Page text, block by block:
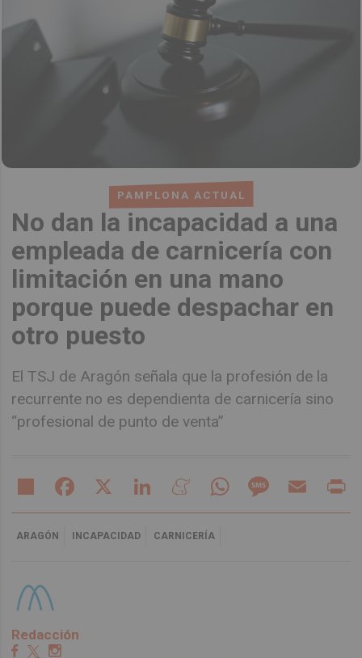
PAMPLONA ACTUAL
No dan la incapacidad a una
empleada de carnicería con
limitación en una mano
porque puede despachar en
otro puesto
El TSJ de Aragón señala que la profesión de la
recurrente no es dependienta de carnicería sino
“profesional de punto de venta”
Share Facebook LinkedIn MeneameWhatsAppMessageEmail
ARAGÓN INCAPACIDAD CARNICERÍA
Redacción